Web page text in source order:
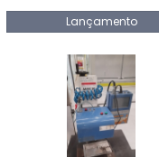
Lançamento